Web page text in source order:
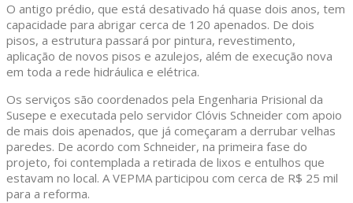
O antigo prédio, que está desativado há quase dois anos, tem
capacidade para abrigar cerca de 120 apenados. De dois
pisos, a estrutura passará por pintura, revestimento,
aplicação de novos pisos e azulejos, além de execução nova
em toda a rede hidráulica e elétrica.
Os serviços são coordenados pela Engenharia Prisional da
Susepe e executada pelo servidor Clóvis Schneider com apoio
de mais dois apenados, que já começaram a derrubar velhas
paredes. De acordo com Schneider, na primeira fase do
projeto, foi contemplada a retirada de lixos e entulhos que
estavam no local. A VEPMA participou com cerca de R$ 25 mil
para a reforma.